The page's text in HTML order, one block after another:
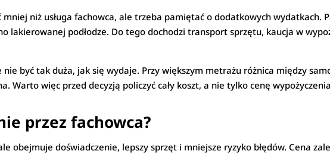
niż usługa fachowca, ale trzeba pamiętać o dodatkowych wydatkach.
lakierowanej podłodze. Do tego dochodzi transport sprzętu, kaucja w
nie być tak duża, jak się wydaje. Przy większym metrażu różnica między
Warto więc przed decyzją policzyć cały koszt, a nie tylko cenę
przez fachowca?
obejmuje doświadczenie, lepszy sprzęt i mniejsze ryzyko błędów. Cena